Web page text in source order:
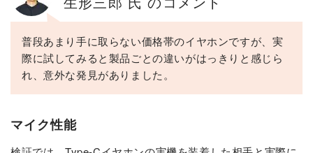
普段あまり手に取らない価格帯のイヤホンですが、実
際に試してみると製品ごとの違いがはっきりと感じら
れ、意外な発見がありました。
マイク性能